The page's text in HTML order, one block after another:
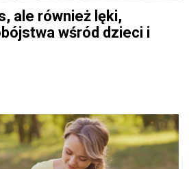
ale również lęki,
wśród dzieci i